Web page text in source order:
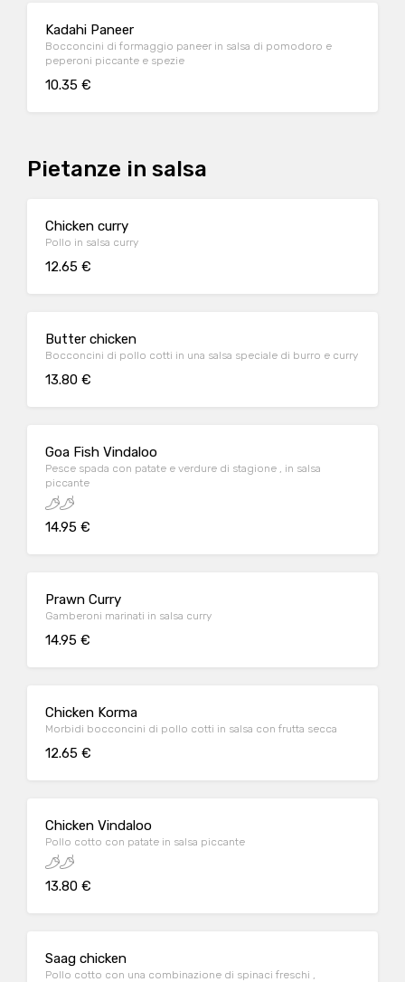
Kadahi Paneer
Bocconcini di formaggio paneer in salsa di pomodoro e
peperoni piccante e spezie
10.35 €
Pietanze in salsa
Chicken curry
Pollo in salsa curry
12.65 €
Butter chicken
Bocconcini di pollo cotti in una salsa speciale di burro e curry
13.80 €
Goa Fish Vindaloo
Pesce spada con patate e verdure di stagione , in salsa
piccante
14.95 €
Prawn Curry
Gamberoni marinati in salsa curry
14.95 €
Chicken Korma
Morbidi bocconcini di pollo cotti in salsa con frutta secca
12.65 €
Chicken Vindaloo
Pollo cotto con patate in salsa piccante
13.80 €
Saag chicken
Pollo cotto con una combinazione di spinaci freschi ,